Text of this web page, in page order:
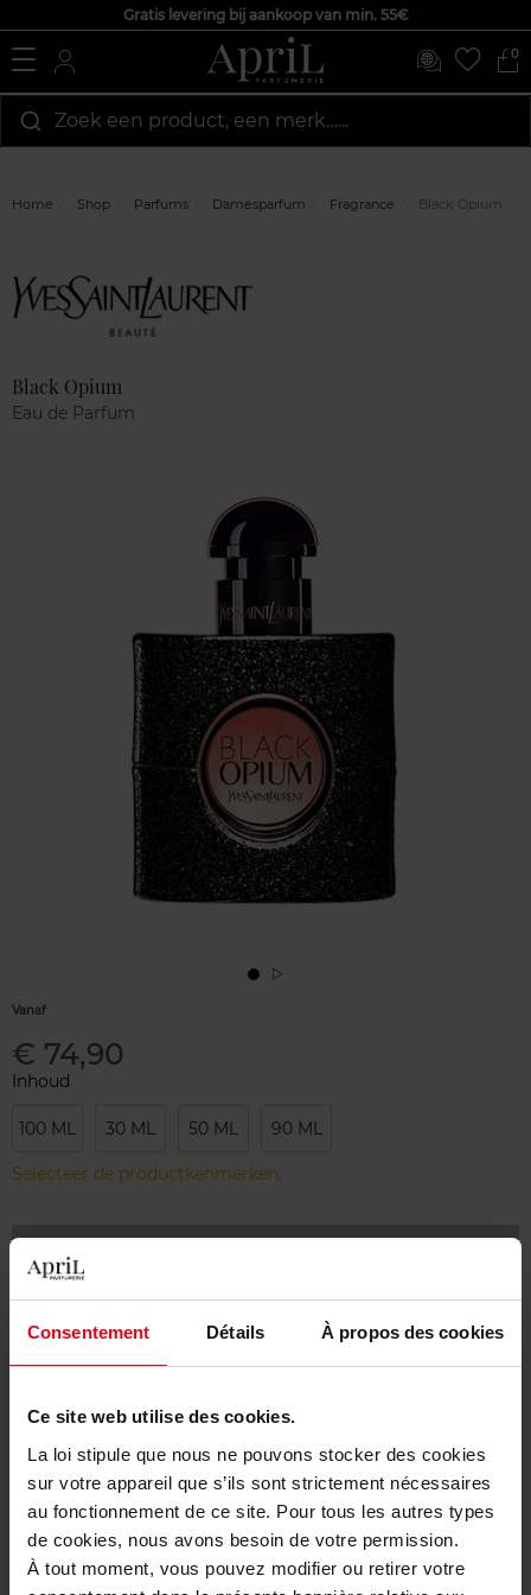
Consentement Détails À propos des cookies
Ce site web utilise des cookies.
La loi stipule que nous ne pouvons stocker des cookies
sur votre appareil que s’ils sont strictement nécessaires
au fonctionnement de ce site. Pour tous les autres types
de cookies, nous avons besoin de votre permission.
À tout moment, vous pouvez modifier ou retirer votre
Gratis levering bij aankoop van min. 55€
0
Zoek een product, een merk…...
Home Shop Parfums Damesparfum Fragrance Black Opium
Black Opium
Eau de Parfum
Vanaf
€ 74,90
Inhoud
100 ML 30 ML 50 ML 90 ML
Selecteer de productkenmerken.
Gratis levering bij aankoop van min. 55€
Beschrijving